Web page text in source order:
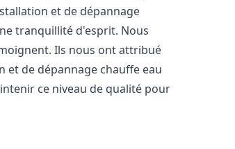
et de dépannage
tranquillité d'esprit. Nous
Ils nous ont attribué
et de dépannage chauffe eau
ce niveau de qualité pour